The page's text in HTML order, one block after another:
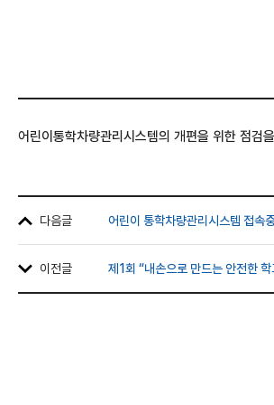
어린이통학차량관리시스템의 개편을 위한 점
다음글 어린이 통학차량관리시스템 접속
이전글 제1회 “내손으로 만드는 안전한